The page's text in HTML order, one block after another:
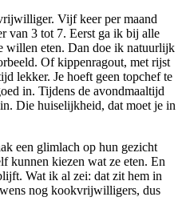
Vijf keer per maand
van 3 tot 7. Eerst ga ik bij alle
willen eten. Dan doe ik natuurlijk
Of kippenragout, met rijst
lekker. Je hoeft geen topchef te
in. Tijdens de avondmaaltijd
Die huiselijkheid, dat moet je in
een glimlach op hun gezicht
kunnen kiezen wat ze eten. En
Wat ik al zei: dat zit hem in
nog kookvrijwilligers, dus